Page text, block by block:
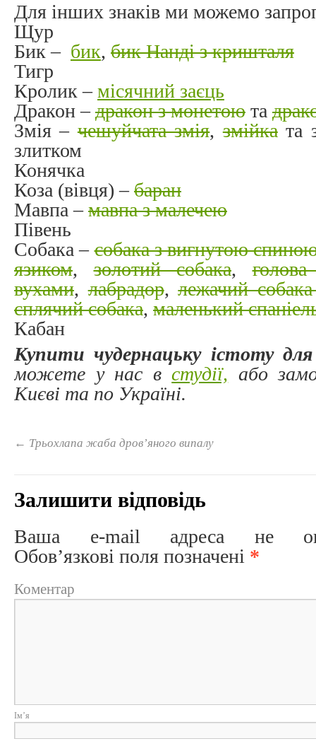
Для інших знаків ми можемо
Щур
Бик – бик, бик Нанді з кришталя
Тигр
Кролик –місячний заєць
Дракон –дракон з монетою та
Змія –чешуйчата змія,змійката
злитком
Конячка
Коза (вівця) –баран
Мавпа –мавпа з малечею
Півень
Собака –собака з вигнутою
язиком,золотий собака,
вухами,лабрадор,лежачий
сплячий собака, маленький
Кабан
Купити чудернацьку істоту для
можете у нас встудії, або
Києві та по Україні.
← Трьохлапа жаба дров’яного випалу
Залишити відповідь
Ваша e-mail адреса не
Обов’язкові поля позначені *
Коментар